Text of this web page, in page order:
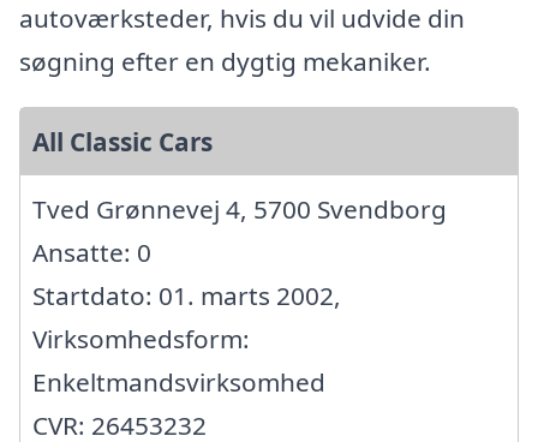
autoværksteder, hvis du vil udvide din
søgning efter en dygtig mekaniker.
All Classic Cars
Tved Grønnevej 4, 5700 Svendborg
Ansatte: 0
Startdato: 01. marts 2002,
Virksomhedsform:
Enkeltmandsvirksomhed
CVR: 26453232